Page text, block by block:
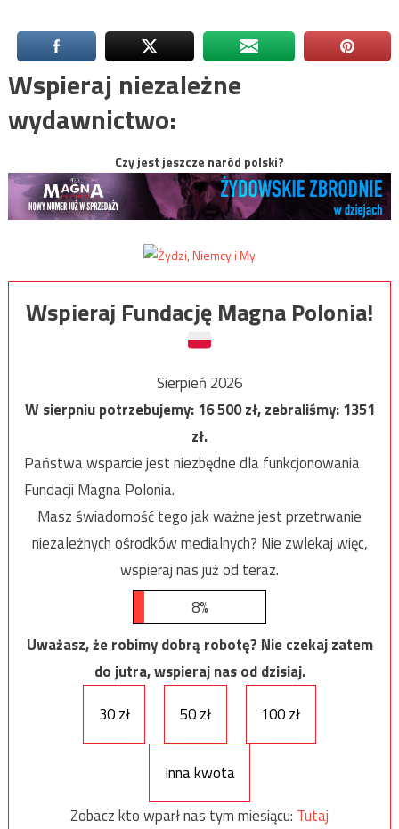
Wspieraj niezależne
wydawnictwo:
Czy jest jeszcze naród polski?
Wspieraj Fundację Magna Polonia!
Sierpień 2026
W sierpniu potrzebujemy:16 500zł, zebraliśmy:1351
zł.
Państwa wsparcie jest niezbędne dla funkcjonowania
Fundacji Magna Polonia.
Masz świadomość tego jak ważne jest przetrwanie
niezależnych ośrodków medialnych? Nie zwlekaj więc,
wspieraj nas już od teraz.
8%
Uważasz, że robimy dobrą robotę? Nie czekaj zatem
do jutra, wspieraj nas od dzisiaj.
30 zł
50 zł 100 zł
Inna kwota
Zobacz kto wparł nas tym miesiącu: Tutaj